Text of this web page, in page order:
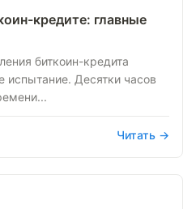
кредите: главные
биткоин-кредита
испытание. Десятки часов
Читать →